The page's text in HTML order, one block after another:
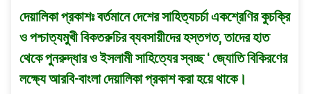
দেয়ালিকা প্রকাশঃ বর্তমানে দেশের সাহিত্যচর্চা একশ্রেণির কুচক্রি
ও পশ্চাত্যমুখী বিকতরুচির ব্যবসায়ীদের হস্তগত, তাদের হাত
থেকে পুনরুদ্ধার ও ইসলামী সাহিত্যের স্বচ্ছ ‘ জ্যোতি বিকিরণের
লক্ষ্যে আরবি-বাংলা দেয়ালিকা প্রকাশ করা হয়ে থাকে।